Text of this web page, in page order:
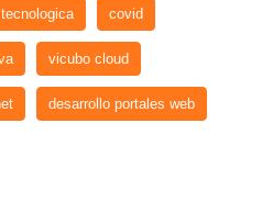
covid
vicubo cloud
desarrollo portales web